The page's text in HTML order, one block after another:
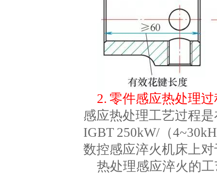
2. 零件感应热处理
感应热处理工艺过程
IGBT 250kW/（
数控感应淬火机床上
热处理感应淬火的